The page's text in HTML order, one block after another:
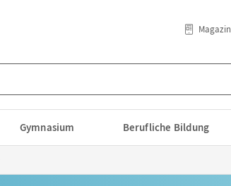
Magazin
Gymnasium Berufliche Bildung